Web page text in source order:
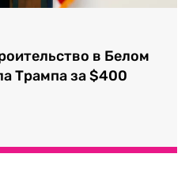
в Белом
Трампа за $400